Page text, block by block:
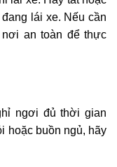
lái xe. Nếu cần
an toàn để thực
ngơi đủ thời gian
hoặc buồn ngủ, hãy